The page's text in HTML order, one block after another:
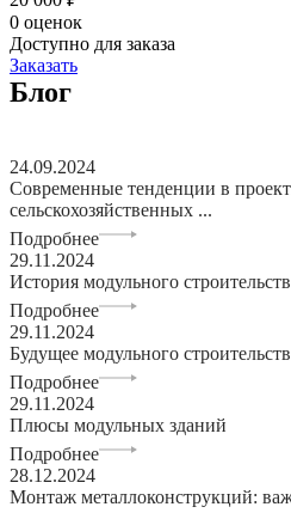
0 оценок
Доступно для заказа
Заказать
Блог
24.09.2024
Современные тенденции в
сельскохозяйственных ...
Подробнее
29.11.2024
История модульного
Подробнее
29.11.2024
Будущее модульного
Подробнее
29.11.2024
Плюсы модульных зданий
Подробнее
28.12.2024
Монтаж металлоконструкций: